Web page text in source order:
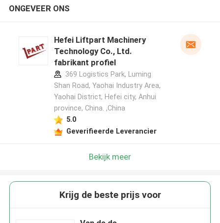
ONGEVEER ONS
Hefei Liftpart Machinery
Technology Co., Ltd.
fabrikant profiel
369 Logistics Park, Luming
Shan Road, Yaohai Industry Area,
Yaohai District, Hefei city, Anhui
province, China. ,China
5.0
Geverifieerde Leverancier
Bekijk meer
Krijg de beste prijs voor